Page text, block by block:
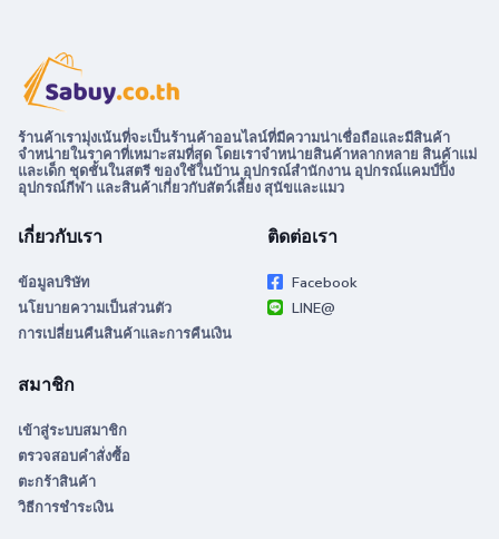
ร้านค้าเรามุ่งเน้นที่จะเป็นร้านค้าออนไลน์ที่มีความน่าเชื่อถือและมีสินค้า
จำหน่ายในราคาที่เหมาะสมที่สุด โดยเราจำหน่ายสินค้าหลากหลาย สินค้าแม่
และเด็ก ชุดชั้นในสตรี ของใช้ในบ้าน อุปกรณ์สำนักงาน อุปกรณ์แคมป์ปิ้ง
อุปกรณ์กีฬา และสินค้าเกี่ยวกับสัตว์เลี้ยง สุนัขและแมว
เกี่ยวกับเรา
ข้อมูลบริษัท
นโยบายความเป็นส่วนตัว
การเปลี่ยนคืนสินค้าและการคืนเงิน
ติดต่อเรา
Facebook
LINE@
สมาชิก
เข้าสู่ระบบสมาชิก
ตรวจสอบคำสั่งซื้อ
ตะกร้าสินค้า
วิธีการชำระเงิน